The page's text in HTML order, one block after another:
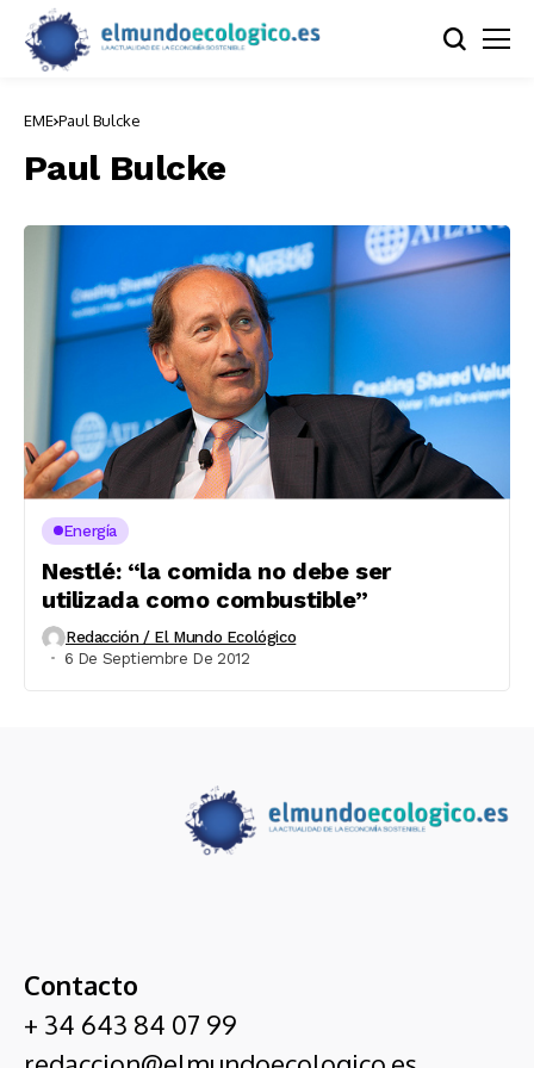
EME Paul Bulcke
Paul Bulcke
Energía
Nestlé: “la comida no debe ser
utilizada como combustible”
Redacción / El Mundo Ecológico
6 De Septiembre De 2012
Contacto
+ 34 643 84 07 99